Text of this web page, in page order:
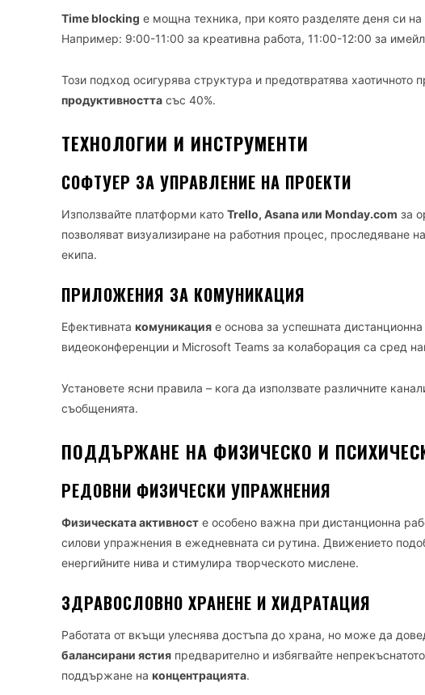
Time blocking е мощна техника, при която разделяте деня си
Например: 9:00-11:00 за креативна работа, 11:00-12:00 за
Този подход осигурява структура и предотвратява
продуктивността със 40%.
ТЕХНОЛОГИИ И ИНСТРУМЕНТИ
СОФТУЕР ЗА УПРАВЛЕНИЕ НА ПРОЕКТИ
Използвайте платформи като Trello, Asana или Monday.com за
позволяват визуализиране на работния процес, проследяване
екипа.
ПРИЛОЖЕНИЯ ЗА КОМУНИКАЦИЯ
Ефективната комуникация е основа за успешната
видеоконференции и Microsoft Teams за колаборация са сред
Установете ясни правила – кога да използвате различните
съобщенията.
ПОДДЪРЖАНЕ НА ФИЗИЧЕСКО И
РЕДОВНИ ФИЗИЧЕСКИ УПРАЖНЕНИЯ
Физическата активност е особено важна при дистанционна
силови упражнения в ежедневната си рутина. Движението
енергийните нива и стимулира творческото мислене.
ЗДРАВОСЛОВНО ХРАНЕНЕ И ХИДРАТАЦИЯ
Работата от вкъщи улеснява достъпа до храна, но може да
балансирани ястия предварително и избягвайте
поддържане на концентрацията.